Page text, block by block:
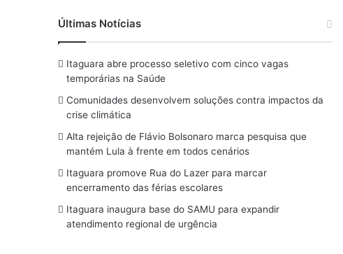
a
c
e
b
o
o
k
h
r
e
a
d
s
n
s
t
a
g
r
a
m
u
e
s
k
y
u
T
b
Últimas Notícias
Itaguara abre processo seletivo com cinco vagas
temporárias na Saúde
Comunidades desenvolvem soluções contra impactos da
crise climática
Alta rejeição de Flávio Bolsonaro marca pesquisa que
mantém Lula à frente em todos cenários
Itaguara promove Rua do Lazer para marcar
encerramento das férias escolares
Itaguara inaugura base do SAMU para expandir
atendimento regional de urgência